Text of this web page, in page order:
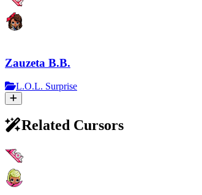
Zauzeta B.B.
L.O.L. Surprise
Related Cursors